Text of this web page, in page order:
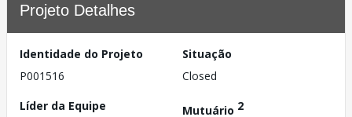
Projeto Detalhes
Identidade do Projeto
P001516
Situação
Closed
Líder da Equipe
Mutuário 2